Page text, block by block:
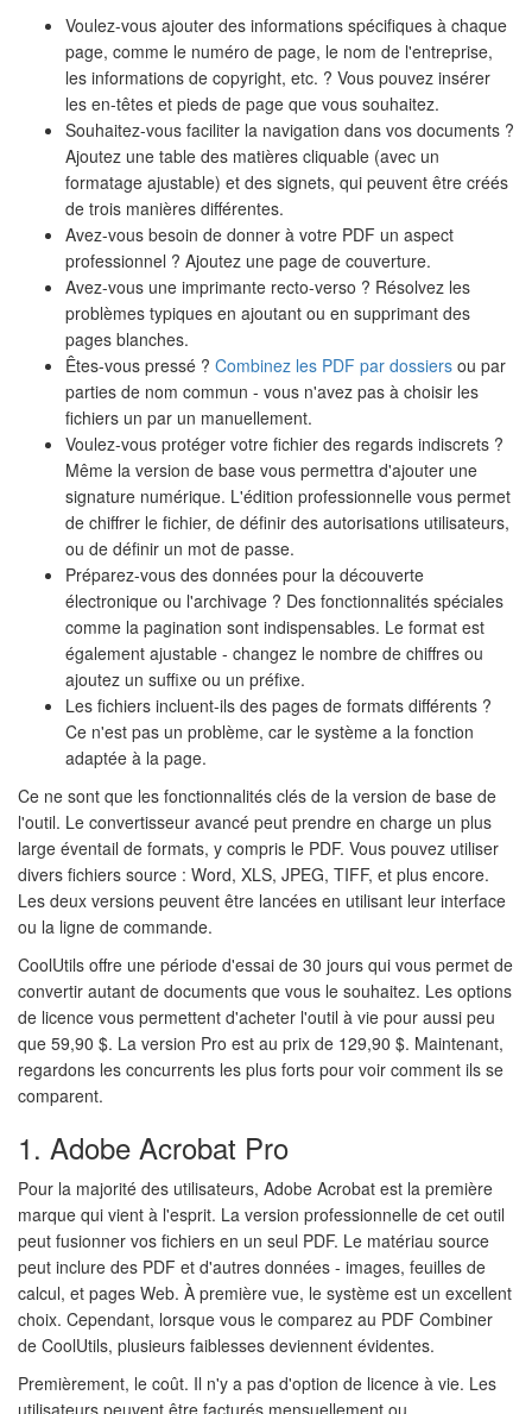
Voulez-vous ajouter des informations spécifiques à chaque
page, comme le numéro de page, le nom de l'entreprise,
les informations de copyright, etc. ? Vous pouvez insérer
les en-têtes et pieds de page que vous souhaitez.
Souhaitez-vous faciliter la navigation dans vos documents ?
Ajoutez une table des matières cliquable (avec un
formatage ajustable) et des signets, qui peuvent être créés
de trois manières différentes.
Avez-vous besoin de donner à votre PDF un aspect
professionnel ? Ajoutez une page de couverture.
Avez-vous une imprimante recto-verso ? Résolvez les
problèmes typiques en ajoutant ou en supprimant des
pages blanches.
Êtes-vous pressé ? Combinez les PDF par dossiers ou par
parties de nom commun - vous n'avez pas à choisir les
fichiers un par un manuellement.
Voulez-vous protéger votre fichier des regards indiscrets ?
Même la version de base vous permettra d'ajouter une
signature numérique. L'édition professionnelle vous permet
de chiffrer le fichier, de définir des autorisations utilisateurs,
ou de définir un mot de passe.
Préparez-vous des données pour la découverte
électronique ou l'archivage ? Des fonctionnalités spéciales
comme la pagination sont indispensables. Le format est
également ajustable - changez le nombre de chiffres ou
ajoutez un suffixe ou un préfixe.
Les fichiers incluent-ils des pages de formats différents ?
Ce n'est pas un problème, car le système a la fonction
adaptée à la page.
Ce ne sont que les fonctionnalités clés de la version de base de
l'outil. Le convertisseur avancé peut prendre en charge un plus
large éventail de formats, y compris le PDF. Vous pouvez utiliser
divers fichiers source : Word, XLS, JPEG, TIFF, et plus encore.
Les deux versions peuvent être lancées en utilisant leur interface
ou la ligne de commande.
CoolUtils offre une période d'essai de 30 jours qui vous permet de
convertir autant de documents que vous le souhaitez. Les options
de licence vous permettent d'acheter l'outil à vie pour aussi peu
que 59,90 $. La version Pro est au prix de 129,90 $. Maintenant,
regardons les concurrents les plus forts pour voir comment ils se
comparent.
1. Adobe Acrobat Pro
Pour la majorité des utilisateurs, Adobe Acrobat est la première
marque qui vient à l'esprit. La version professionnelle de cet outil
peut fusionner vos fichiers en un seul PDF. Le matériau source
peut inclure des PDF et d'autres données - images, feuilles de
calcul, et pages Web. À première vue, le système est un excellent
choix. Cependant, lorsque vous le comparez au PDF Combiner
de CoolUtils, plusieurs faiblesses deviennent évidentes.
Premièrement, le coût. Il n'y a pas d'option de licence à vie. Les
utilisateurs peuvent être facturés mensuellement ou